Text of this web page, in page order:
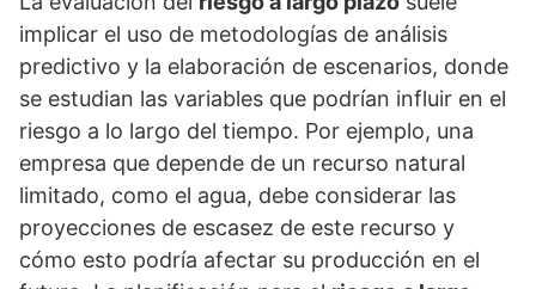
implicar el uso de metodologí­as de análisis
predictivo y la elaboración de escenarios, donde
se estudian las variables que podrí­an influir en el
riesgo a lo largo del tiempo. Por ejemplo, una
empresa que depende de un recurso natural
limitado, como el agua, debe considerar las
proyecciones de escasez de este recurso y
cómo esto podrí­a afectar su producción en el